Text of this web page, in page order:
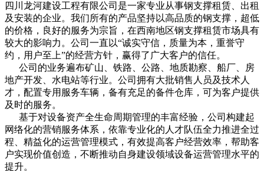
四川龙河建设工程有限公司是一家专业从事钢支撑租赁、出租
及安装的企业。我们所有的产品坚持以高品质的钢支撑，超低
的价格，良好的服务为宗旨，在西南地区钢支撑租赁市场具有
较大的影响力。公司一直以“诚实守信，质量为本，重誉守
约，用户至上”的经营方针，赢得了广大客户的信任。
公司的业务遍布矿山、铁路、公路、地质勘察、船厂、房
地产开发、水电站等行业。公司拥有大批销售人员及技术人
才，配置专用服务车辆，备有充足的备件仓库，可为客户提供
及时的服务。
基于对设备资产全生命周期管理的丰富经验，公司构建起
网络化的营销服务体系，依靠专业化的人才队伍全力推进全过
程、精益化的运营管理模式，有效提高客户经营效率，帮助客
户实现价值创造，不断推动自身建设领域设备运营管理水平的
提升。